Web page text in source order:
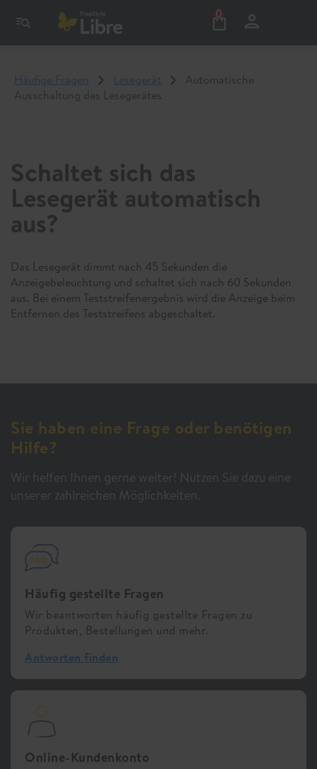
0
Häufige Fragen Lesegerät
Automatische
Ausschaltung des Lesegerätes
Schaltet sich das
Lesegerät automatisch
aus?
Das Lesegerät dimmt nach 45 Sekunden die
Anzeigebeleuchtung und schaltet sich nach 60 Sekunden
aus. Bei einem Teststreifenergebnis wird die Anzeige beim
Entfernen des Teststreifens abgeschaltet.
Sie haben eine Frage oder benötigen
Hilfe?
Wir helfen Ihnen gerne weiter! Nutzen Sie dazu eine
unserer zahlreichen Möglichkeiten.
Häufig gestellte Fragen
Wir beantworten häufig gestellte Fragen zu
Produkten, Bestellungen und mehr.
Antworten finden
Online-Kundenkonto